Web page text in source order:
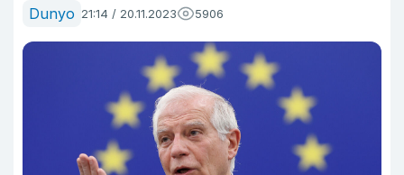
Dunyo 21:14 / 20.11.2023 5906